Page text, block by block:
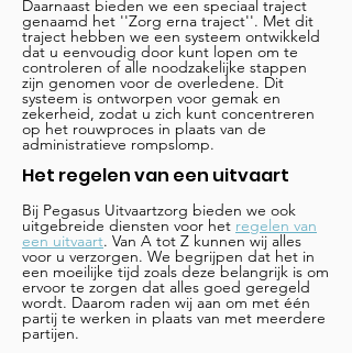
Daarnaast bieden we een speciaal traject
genaamd het ''Zorg erna traject''. Met dit
traject hebben we een systeem ontwikkeld
dat u eenvoudig door kunt lopen om te
controleren of alle noodzakelijke stappen
zijn genomen voor de overledene. Dit
systeem is ontworpen voor gemak en
zekerheid, zodat u zich kunt concentreren
op het rouwproces in plaats van de
administratieve rompslomp.
Het regelen van een uitvaart
Bij Pegasus Uitvaartzorg bieden we ook
uitgebreide diensten voor het regelen van
een uitvaart. Van A tot Z kunnen wij alles
voor u verzorgen. We begrijpen dat het in
een moeilijke tijd zoals deze belangrijk is om
ervoor te zorgen dat alles goed geregeld
wordt. Daarom raden wij aan om met één
partij te werken in plaats van met meerdere
partijen.